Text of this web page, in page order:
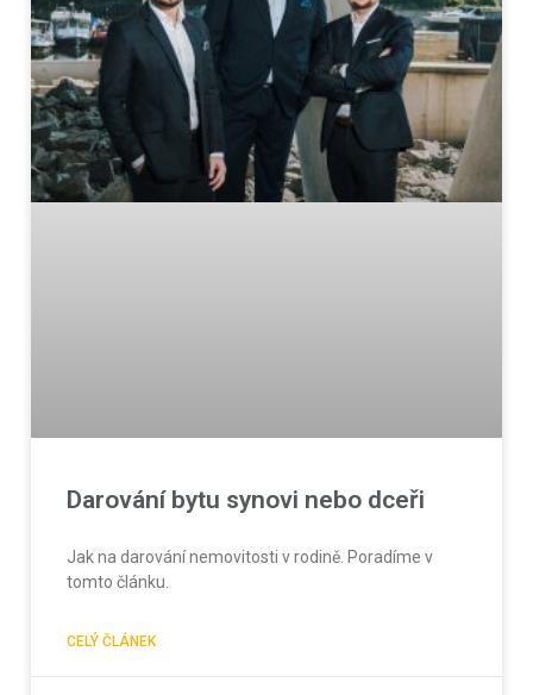
Darování bytu synovi nebo dceři
Jak na darování nemovitosti v rodině. Poradíme v
tomto článku.
CELÝ ČLÁNEK